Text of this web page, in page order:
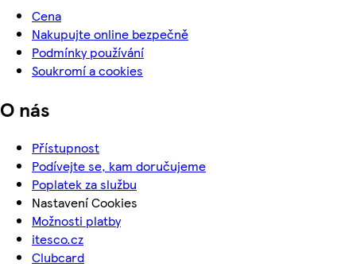
Cena
Nakupujte online bezpečně
Podmínky používání
Soukromí a cookies
O nás
Přístupnost
Podívejte se, kam doručujeme
Poplatek za službu
Nastavení Cookies
Možnosti platby
itesco.cz
Clubcard